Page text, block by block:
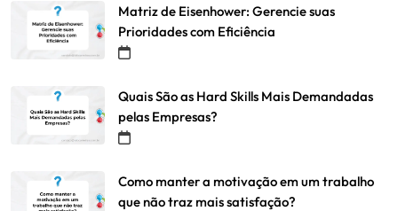
Matriz de Eisenhower: Gerencie suas
Prioridades com Eficiência
Quais São as Hard Skills Mais Demandadas
pelas Empresas?
Como manter a motivação em um trabalho
que não traz mais satisfação?